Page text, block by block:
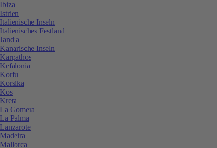
Ibiza
Istrien
Italienische Inseln
Italienisches Festland
Jandia
Kanarische Inseln
Karpathos
Kefalonia
Korfu
Korsika
Kos
Kreta
La Gomera
La Palma
Lanzarote
Madeira
Mallorca